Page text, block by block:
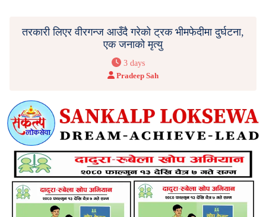
तरकारी लिएर वीरगन्ज आउँदै गरेको ट्रक भीमफेदीमा दुर्घटना,
एक जनाको मृत्यु
3 days
Pradeep Sah